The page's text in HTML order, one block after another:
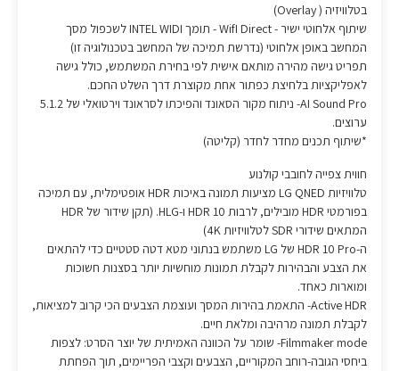
בטלוויזיה ( Overlay)
שיתוף אלחוטי ישיר - WifI Direct - תומך INTEL WIDI לשכפול מסך
המחשב באופן אלחוטי (נדרשת תמיכה של המחשב בטכנולוגיה זו)
תפריט גישה מהירה מותאם אישית לפי בחירת המשתמש, כולל גישה
לאפליקציות בלחיצת כפתור אחת מקוצרת דרך השלט החכם.
AI Sound Pro- ניתוח מקור הסאונד והפיכתו לסראונד וירטואלי של 5.1.2
ערוצים.
*שיתוף תכנים מחדר לחדר (קליטה)
חווית צפייה לחובבי קולנוע
טלוויזיות LG QNED מציעות תמונה באיכות HDR אופטימלית, עם תמיכה
בפורמטי HDR מובילים, לרבות HDR 10 ו-HLG. (תקן שידור של HDR
המתאים שידורי SDR לטלוויזיות 4K)
ה-HDR 10 Pro של LG משתמש בנתוני מטא דטה סטטיים כדי להתאים
את הצבע והבהירות לקבלת תמונות מוחשיות יותר בסצנות חשוכות
ומוארות כאחד.
Active HDR- התאמת בהירות המסך ועוצמת הצבעים הכי קרוב למציאות,
לקבלת תמונה מרהיבה ומלאת חיים.
Filmmaker mode- שומר על הכוונה האמיתית של יוצר הסרט: לצפות
ביחסי הגובה-רוחב המקוריים, הצבעים וקצבי הפריימים, תוך הפחתת